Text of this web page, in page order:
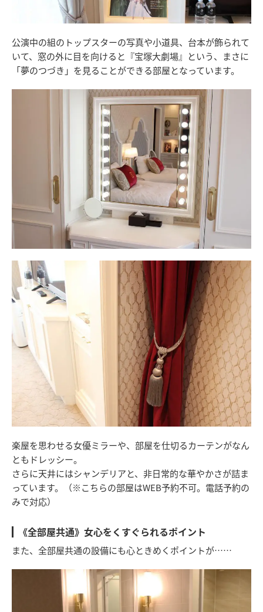
公演中の組のトップスターの写真や小道具、台本が飾られて
いて、窓の外に目を向けると『宝塚大劇場』という、まさに
「夢のつづき」を見ることができる部屋となっています。
楽屋を思わせる女優ミラーや、部屋を仕切るカーテンがなん
ともドレッシー。
さらに天井にはシャンデリアと、非日常的な華やかさが詰ま
っています。（※こちらの部屋はWEB予約不可。電話予約の
みで対応）
《全部屋共通》女心をくすぐられるポイント
また、全部屋共通の設備にも心ときめくポイントが……